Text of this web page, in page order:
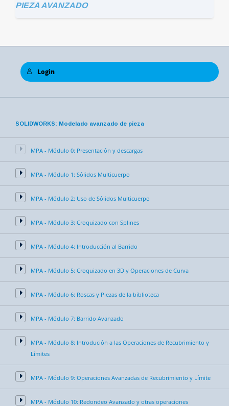
PIEZA AVANZADO
Login
SOLIDWORKS: Modelado avanzado de pieza
MPA - Módulo 0: Presentación y descargas
MPA - Módulo 1: Sólidos Multicuerpo
MPA - Módulo 2: Uso de Sólidos Multicuerpo
MPA - Módulo 3: Croquizado con Splines
MPA - Módulo 4: Introducción al Barrido
MPA - Módulo 5: Croquizado en 3D y Operaciones de Curva
MPA - Módulo 6: Roscas y Piezas de la biblioteca
MPA - Módulo 7: Barrido Avanzado
MPA - Módulo 8: Introdución a las Operaciones de Recubrimiento y
Límites
MPA - Módulo 9: Operaciones Avanzadas de Recubrimiento y Límite
MPA - Módulo 10: Redondeo Avanzado y otras operaciones